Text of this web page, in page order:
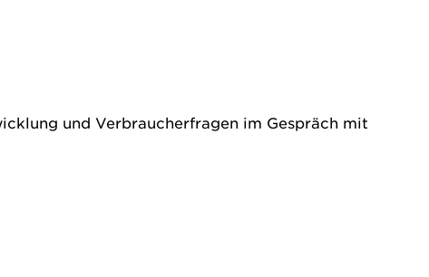
und Verbraucherfragen im Gespräch mit